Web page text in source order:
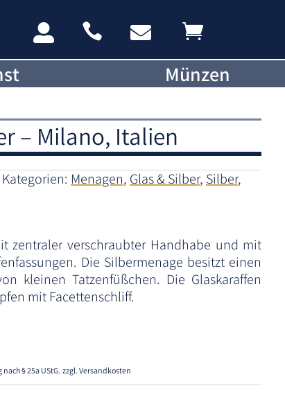
   
Münzen
– Milano, Italien
Kategorien: Menagen, Glas & Silber, Silber,
zentraler verschraubter Handhabe und mit
Die Silbermenage besitzt einen
kleinen Tatzenfüßchen. Die Glaskaraffen
mit Facettenschliff.
§ 25a UStG. zzgl. Versandkosten